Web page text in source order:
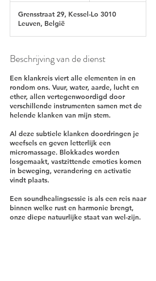
3
0
m
.
Grensstraat 29, Kessel-Lo 3010
Leuven, België
Beschrijving van de dienst
Een klankreis viert alle elementen in en
rondom ons. Vuur, water, aarde, lucht en
ether, allen vertegenwoordigd door
verschillende instrumenten samen met de
helende klanken van mijn stem.
Al deze subtiele klanken doordringen je
weefsels en geven letterlijk een
micromassage. Blokkades worden
losgemaakt, vastzittende emoties komen
in beweging, verandering en activatie
vindt plaats.
Een soundhealingsessie is als een reis naar
binnen welke rust en harmonie brengt,
onze diepe natuurlijke staat van wel-zijn.